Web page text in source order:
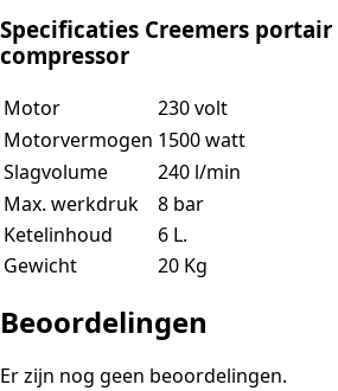
Specificaties Creemers portair
compressor
Motor
230 volt
Motorvermogen 1500 watt
Slagvolume
240 l/min
Max. werkdruk
8 bar
Ketelinhoud
6 L.
Gewicht
20 Kg
Beoordelingen
Er zijn nog geen beoordelingen.